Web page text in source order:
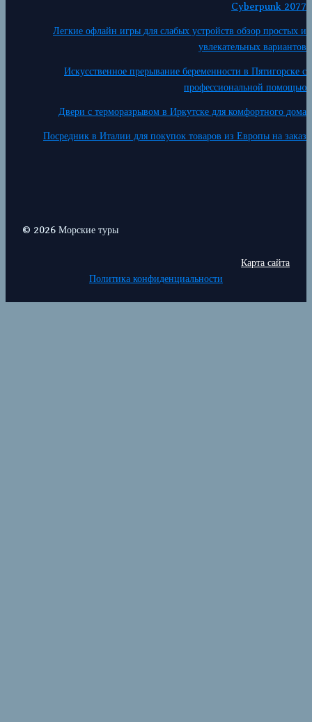
Cyberpunk 2077
Легкие офлайн игры для слабых устройств обзор простых и
увлекательных вариантов
Искусственное прерывание беременности в Пятигорске с
профессиональной помощью
Двери с терморазрывом в Иркутске для комфортного дома
Посредник в Италии для покупок товаров из Европы на заказ
© 2026 Морские туры
Карта сайта
Политика конфиденциальности